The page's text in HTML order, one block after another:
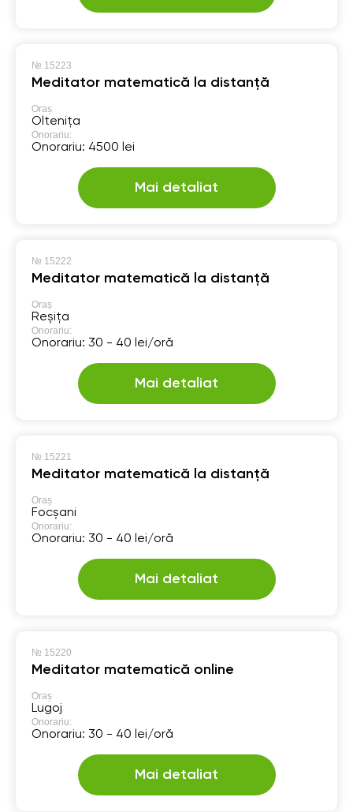
№ 15223
Meditator matematică la distanță
Oraș
Oltenița
Onorariu:
Onorariu: 4500 lei
Mai detaliat
№ 15222
Meditator matematică la distanță
Oraș
Reșița
Onorariu:
Onorariu: 30 - 40 lei/oră
Mai detaliat
№ 15221
Meditator matematică la distanță
Oraș
Focșani
Onorariu:
Onorariu: 30 - 40 lei/oră
Mai detaliat
№ 15220
Meditator matematică online
Oraș
Lugoj
Onorariu:
Onorariu: 30 - 40 lei/oră
Mai detaliat